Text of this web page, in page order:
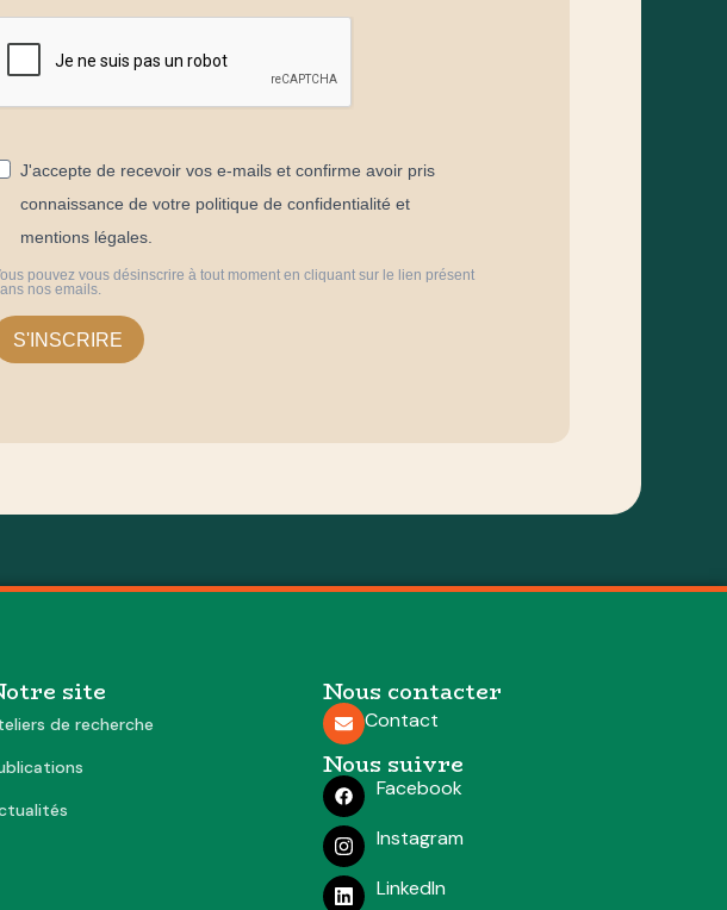
J'accepte de recevoir vos e-mails et confirme avoir pris
connaissance de votre politique de confidentialité et
mentions légales.
pouvez vous désinscrire à tout moment en cliquant sur le lien présent
nos emails.
S'INSCRIRE
site
de recherche
Nous contacter
Contact
Nous suivre
Facebook
Instagram
LinkedIn